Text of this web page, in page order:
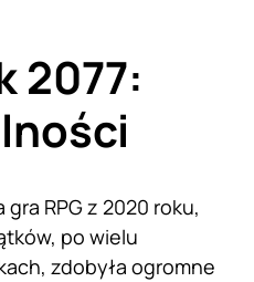
2077:
gra RPG z 2020 roku,
po wielu
zdobyła ogromne